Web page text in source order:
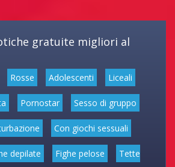
gratuite migliori al
Rosse Adolescenti Liceali
Pornostar Sesso di gruppo
Con giochi sessuali
depilate Fighe pelose Tette